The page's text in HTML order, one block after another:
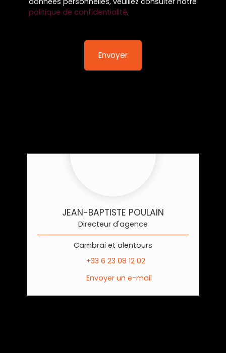
politique de confidentialité.
Envoyer
JEAN-BAPTISTE POULAIN
Directeur d'agence
Cambrai et alentours
+33 6 23 08 12 02
Envoyer un e-mail